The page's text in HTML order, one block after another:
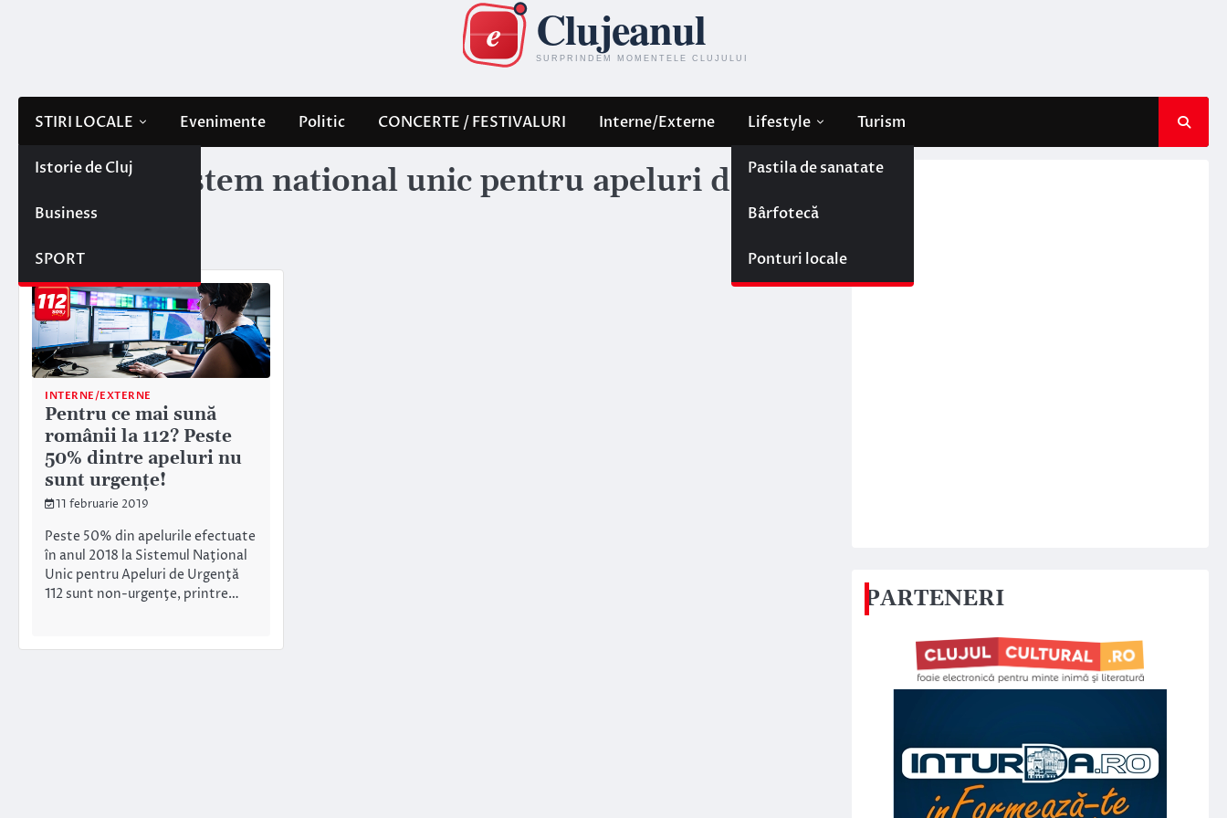
STIRI LOCALE
Istorie de Cluj
Business
SPORT
Evenimente Politic CONCERTE / FESTIVALURI Interne/Externe Lifestyle
Pastila de sanatate
Bârfotecă
Ponturi locale
Turism
Etichetă:
sistem national unic pentru apeluri de
urgenta 112
INTERNE/EXTERNE
Pentru ce mai sună
românii la 112? Peste
50% dintre apeluri nu
sunt urgențe!
11 februarie 2019
Peste 50% din apelurile efectuate
în anul 2018 la Sistemul Naţional
Unic pentru Apeluri de Urgenţă
112 sunt non-urgenţe, printre…
PARTENERI